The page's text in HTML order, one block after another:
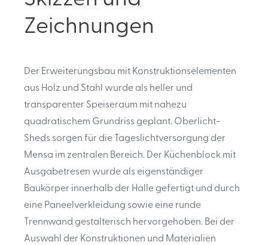
Zeichnungen
Der Erweiterungsbau mit Konstruktionselementen
aus Holz und Stahl wurde als heller und
transparenter Speiseraum mit nahezu
quadratischem Grundriss geplant. Oberlicht-
Sheds sorgen für die Tageslichtversorgung der
Mensa im zentralen Bereich. Der Küchenblock mit
Ausgabetresen wurde als eigenständiger
Baukörper innerhalb der Halle gefertigt und durch
eine Paneelverkleidung sowie eine runde
Trennwand gestalterisch hervorgehoben. Bei der
Auswahl der Konstruktionen und Materialien